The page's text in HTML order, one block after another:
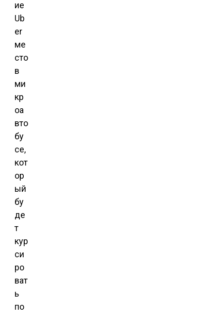
ие
Ub
er
ме
сто
в
ми
кр
оа
вто
бу
се,
кот
ор
ый
бу
де
т
кур
си
ро
ват
ь
по